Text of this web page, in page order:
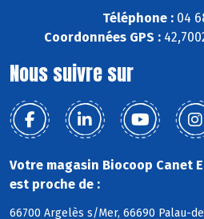
Téléphone :04
Coordonnées GPS :
Nous suivre sur
Votre magasin Biocoop Canet
est proche de :
66700 Argelès s/Mer, 66690 Palau-